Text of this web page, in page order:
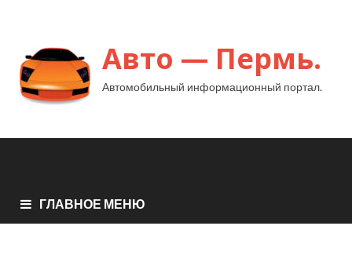
Авто — Пермь.
Автомобильный информационный портал.
ГЛАВНОЕ МЕНЮ